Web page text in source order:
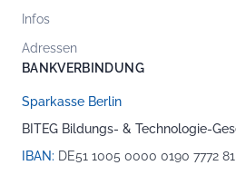
Infos
Adressen
BANKVERBINDUNG
Sparkasse Berlin
BITEG Bildungs- & Technologie-
IBAN: DE51 1005 0000 0190 7772 81